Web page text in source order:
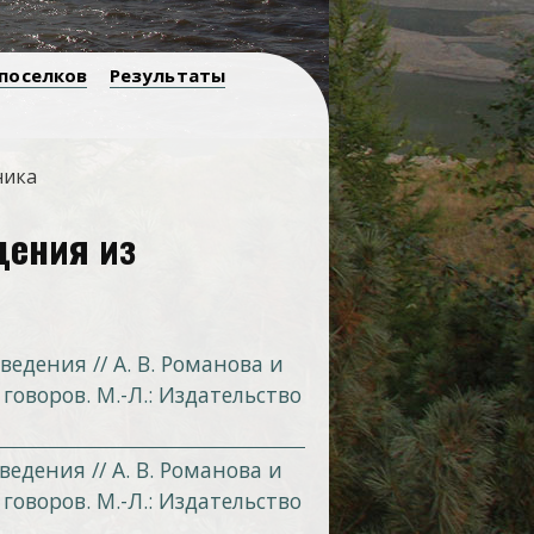
Результаты
из
// A. В. Романова и
М.-Л.: Издательство
// A. В. Романова и
М.-Л.: Издательство